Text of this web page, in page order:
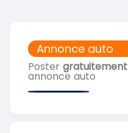
Annonce auto
Poster gratuitement
annonce auto